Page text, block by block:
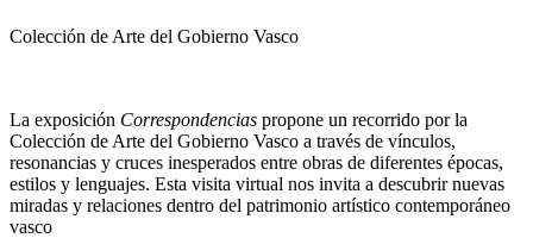
Colección de Arte del Gobierno Vasco
La exposición Correspondencias propone un recorrido por la
Colección de Arte del Gobierno Vasco a través de vínculos,
resonancias y cruces inesperados entre obras de diferentes épocas,
estilos y lenguajes. Esta visita virtual nos invita a descubrir nuevas
miradas y relaciones dentro del patrimonio artístico contemporáneo
vasco